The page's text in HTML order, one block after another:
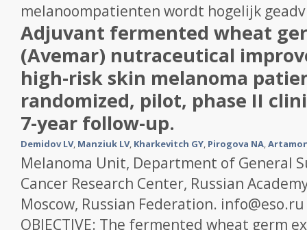
melanoompatienten wordt hogelijk
Adjuvant fermented wheat
(Avemar) nutraceutical
high-risk skin melanoma
randomized, pilot, phase II
7-year follow-up.
Demidov LV, Manziuk LV, Kharkevitch GY, Pirogova NA,
Melanoma Unit, Department of General
Cancer Research Center, Russian
Moscow, Russian Federation. info@eso.ru
OBJECTIVE: The fermented wheat germ